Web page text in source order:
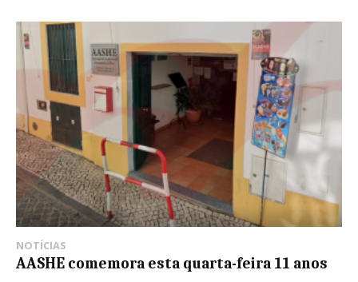
NOTÍCIAS
AASHE comemora esta quarta-feira 11 anos